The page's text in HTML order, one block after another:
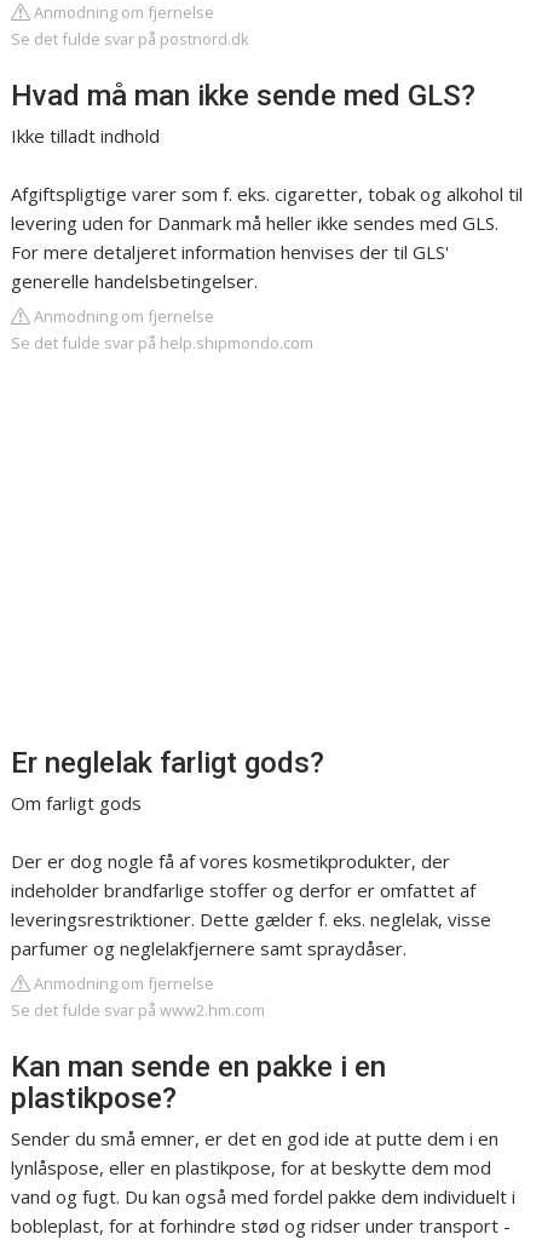
Anmodning om fjernelse
Se det fulde svar på postnord.dk
Hvad må man ikke sende med GLS?
Ikke tilladt indhold
Afgiftspligtige varer som f. eks. cigaretter, tobak og alkohol til
levering uden for Danmark må heller ikke sendes med GLS.
For mere detaljeret information henvises der til GLS'
generelle handelsbetingelser.
Anmodning om fjernelse
Se det fulde svar på help.shipmondo.com
Er neglelak farligt gods?
Om farligt gods
Der er dog nogle få af vores kosmetikprodukter, der
indeholder brandfarlige stoffer og derfor er omfattet af
leveringsrestriktioner. Dette gælder f. eks. neglelak, visse
parfumer og neglelakfjernere samt spraydåser.
Anmodning om fjernelse
Se det fulde svar på www2.hm.com
Kan man sende en pakke i en
plastikpose?
Sender du små emner, er det en god ide at putte dem i en
lynlåspose, eller en plastikpose, for at beskytte dem mod
vand og fugt. Du kan også med fordel pakke dem individuelt i
bobleplast, for at forhindre stød og ridser under transport -